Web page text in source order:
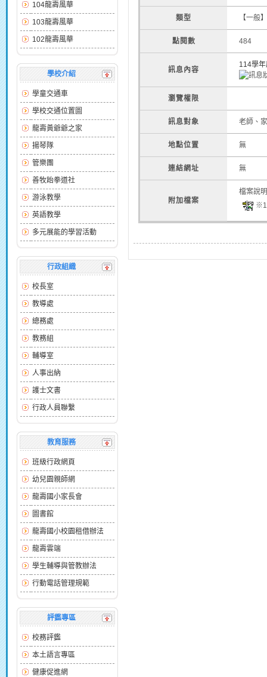
104龍壽風華
103龍壽風華
102龍壽風華
學校介紹
學童交通車
學校交通位置圖
龍壽黃爺爺之家
揚琴隊
管樂團
善牧跆拳道社
游泳教學
英語教學
多元展能的學習活動
行政組織
校長室
教導處
總務處
教務組
輔導室
人事出納
護士文書
行政人員聯繫
教育服務
班級行政網頁
幼兒園親師網
龍壽國小家長會
圖書館
龍壽國小校園租借辦法
龍壽雲端
學生輔導與管教辦法
行動電話管理規範
評鑑專區
校務評鑑
本土語言專區
健康促進網
類型 【一般】
點閱數 484
訊息內容
114學
瀏覽權限
訊息對象 老師、
地點位置 無
連結網址 無
附加檔案
檔案說